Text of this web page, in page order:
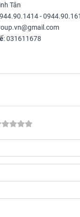
Tân
-
: 031611678